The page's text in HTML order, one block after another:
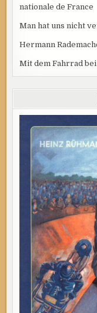
nationale de France
Man hat uns nicht
Hermann
Mit dem Fahrrad